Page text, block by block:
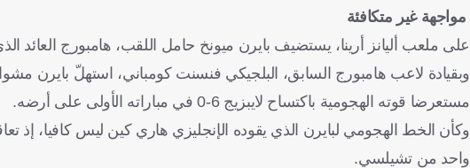
مواجهة غير متكافئة
على ملعب أليانز أرينا، يستضيف بايرن ميونخ حامل اللقب، هامبورج
وبقيادة لاعب هامبورج السابق، البلجيكي فنسنت كومباني، استهلّ بايرن
مستعرضا قوته الهجومية باكتساح لايبزيج 6-0 في مباراته الأولى على أرضه.
وكأن الخط الهجومي لبايرن الذي يقوده الإنجليزي هاري كين ليس كافيا، إذ
واحد من تشيلسي.